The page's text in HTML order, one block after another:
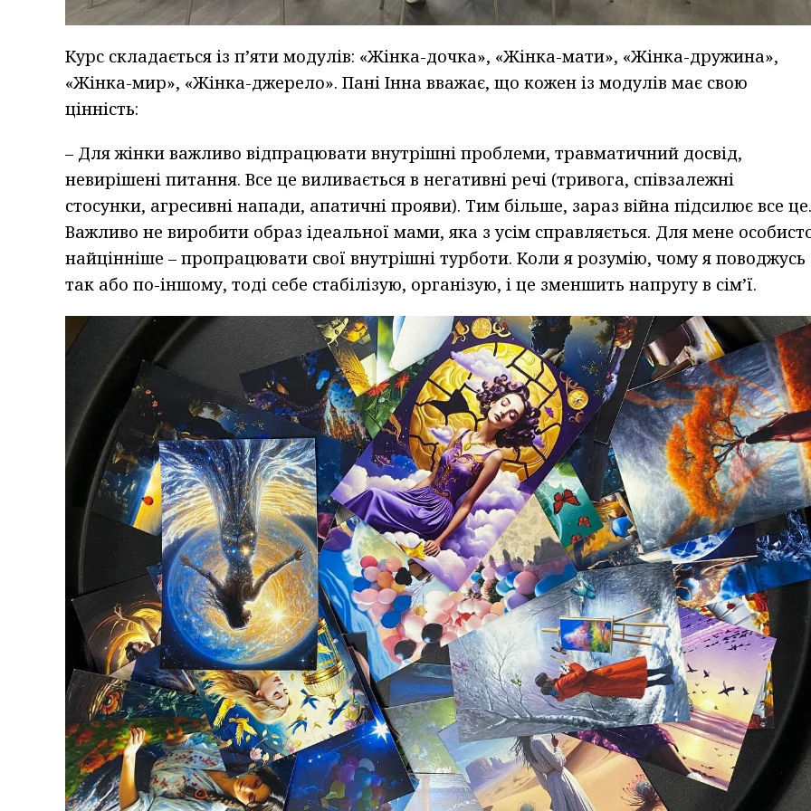
Курс складається із п’яти модулів: «Жінка-дочка», «Жінка-мати», «Жінка-дружина»,
«Жінка-мир», «Жінка-джерело». Пані Інна вважає, що кожен із модулів має свою
цінність:
– Для жінки важливо відпрацювати внутрішні проблеми, травматичний досвід,
невирішені питання. Все це виливається в негативні речі (тривога, співзалежні
стосунки, агресивні напади, апатичні прояви). Тим більше, зараз війна підсилює все це.
Важливо не виробити образ ідеальної мами, яка з усім справляється. Для мене
найцінніше – пропрацювати свої внутрішні турботи. Коли я розумію, чому я поводжусь
так або по-іншому, тоді себе стабілізую, організую, і це зменшить напругу в сім’ї.